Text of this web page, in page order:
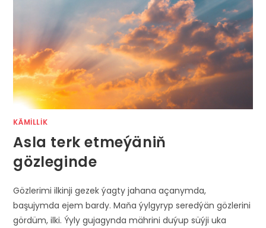
KÄMILLIK
Asla terk etmeýäniň
gözleginde
Gözlerimi ilkinji gezek ýagty jahana açanymda,
başujymda ejem bardy. Maňa ýylgyryp seredýän gözlerini
gördüm, ilki. Ýyly gujagynda mährini duýup süýji uka